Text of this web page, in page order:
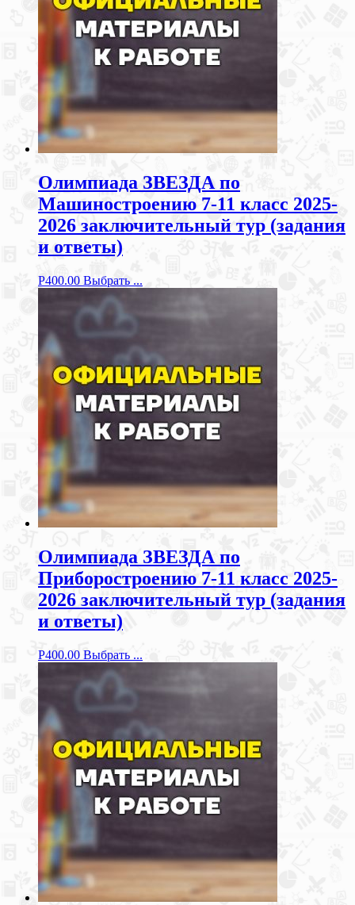
Олимпиада ЗВЕЗДА по
Машиностроению 7-11 класс 2025-
2026 заключительный тур (задания
и ответы)
Р400.00 Выбрать ...
Олимпиада ЗВЕЗДА по
Приборостроению 7-11 класс 2025-
2026 заключительный тур (задания
и ответы)
Р400.00 Выбрать ...